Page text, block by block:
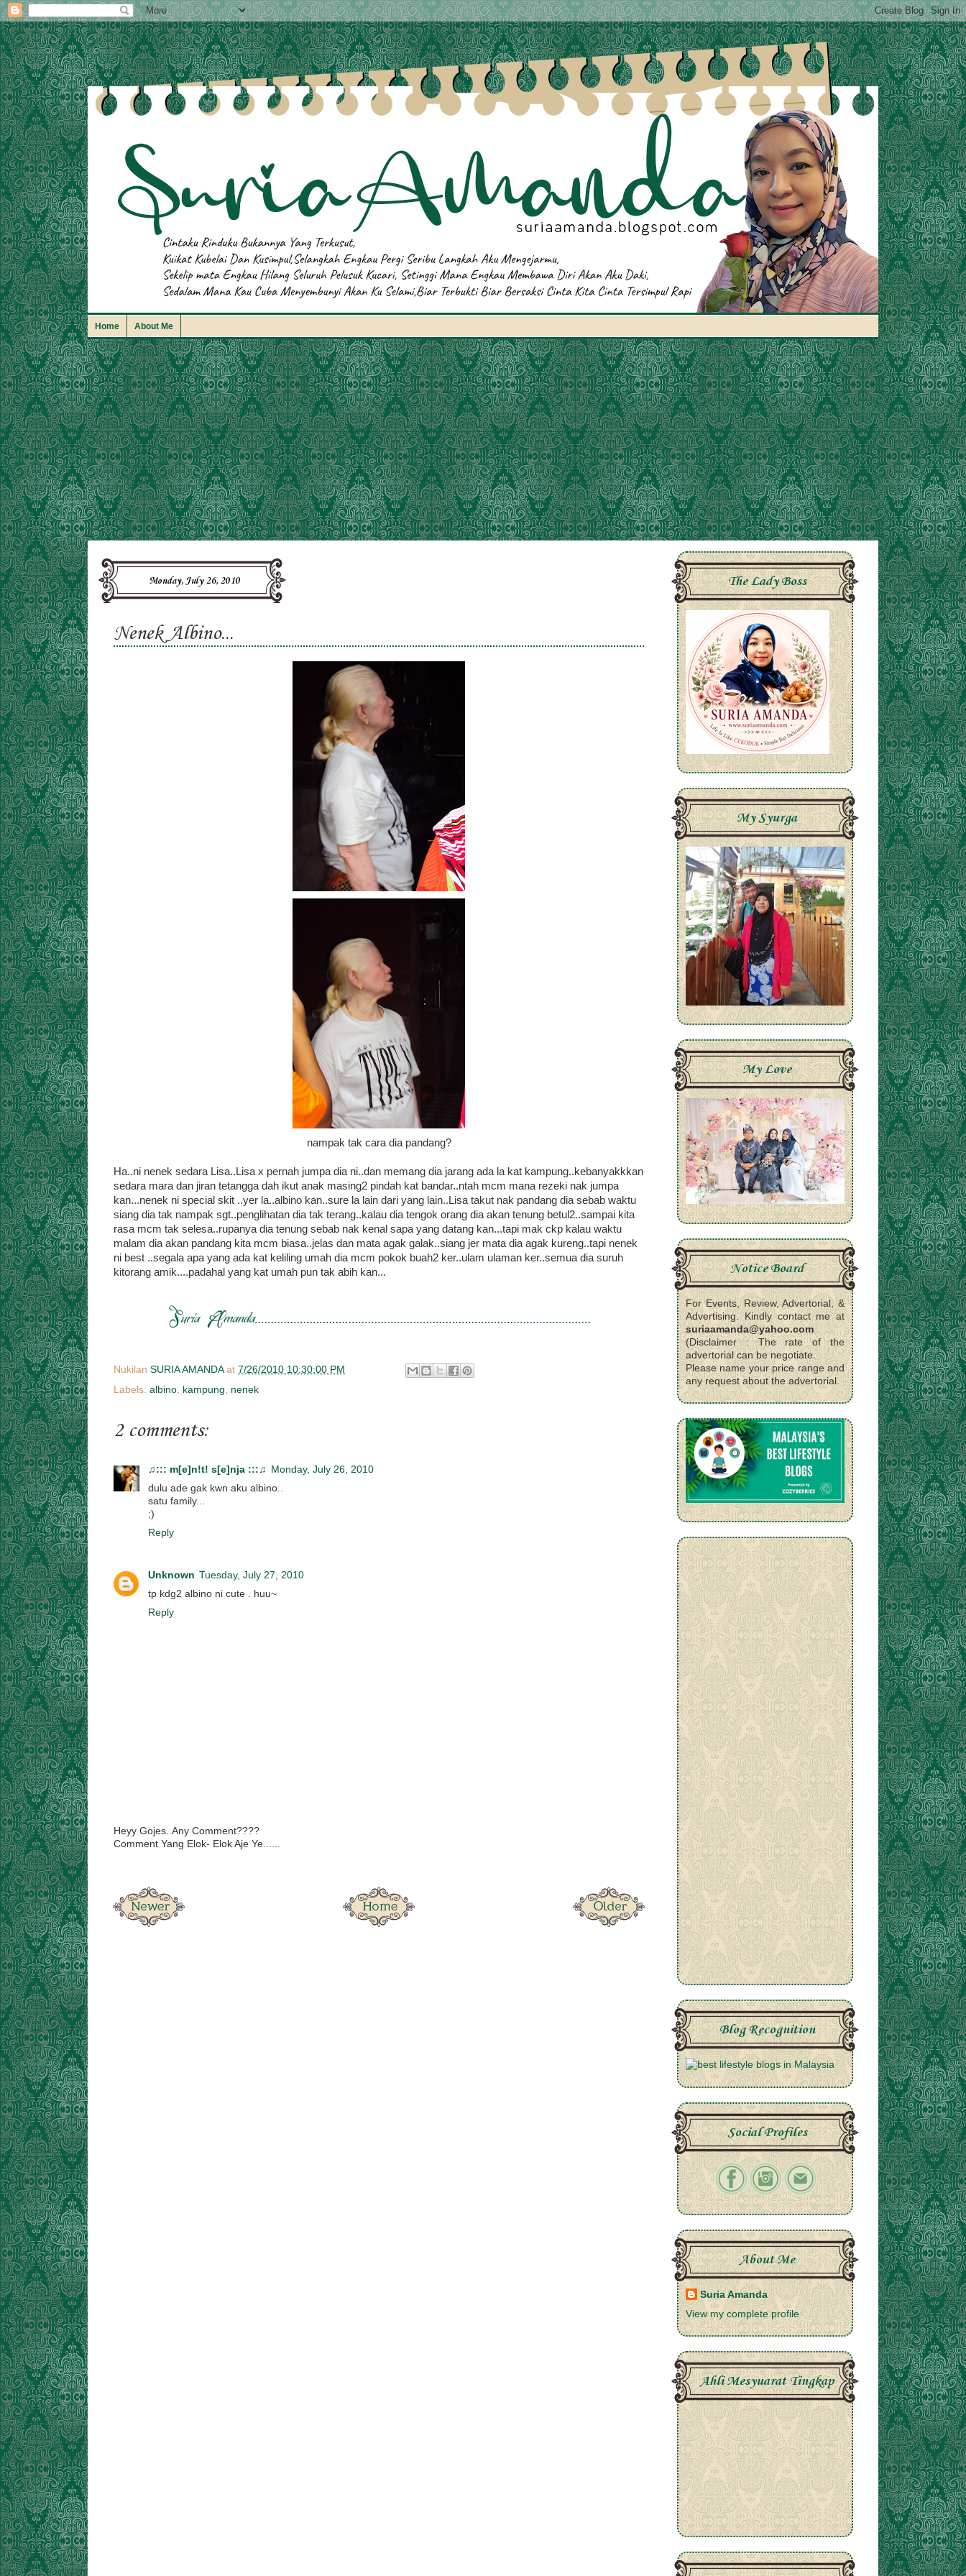
Home About Me
Monday, July 26, 2010
Nenek Albino...
nampak tak cara dia pandang?
Ha..ni nenek sedara Lisa..Lisa x pernah jumpa dia ni..dan memang dia jarang ada la kat kampung..kebanyakkkan
sedara mara dan jiran tetangga dah ikut anak masing2 pindah kat bandar..ntah mcm mana rezeki nak jumpa
kan...nenek ni special skit ..yer la..albino kan..sure la lain dari yang lain..Lisa takut nak pandang dia sebab waktu
siang dia tak nampak sgt..penglihatan dia tak terang..kalau dia tengok orang dia akan tenung betul2..sampai kita
rasa mcm tak selesa..rupanya dia tenung sebab nak kenal sapa yang datang kan...tapi mak ckp kalau waktu
malam dia akan pandang kita mcm biasa..jelas dan mata agak galak..siang jer mata dia agak kureng..tapi nenek
ni best ..segala apa yang ada kat keliling umah dia mcm pokok buah2 ker..ulam ulaman ker..semua dia suruh
kitorang amik....padahal yang kat umah pun tak abih kan...
Nukilan SURIA AMANDA at 7/26/2010 10:30:00 PM
Labels: albino kampung nenek
2 comments:
♫::: m[e]n!t! s[e]nja :::♫
Monday, July 26, 2010
dulu ade gak kwn aku albino..
satu family...
;)
Reply
Unknown Tuesday, July 27, 2010
tp kdg2 albino ni cute . huu~
Reply
Heyy Gojes..Any Comment????
Comment Yang Elok- Elok Aje Ye......
The Lady Boss
My Syurga
My Love
Notice Board
For Events, Review, Advertorial, &
Advertising. Kindly contact me at
suriaamanda@yahoo.com
(Disclaimer : The rate of the
advertorial can be negotiate.
Please name your price range and
any request about the advertorial.
Blog Recognition
Social Profiles
About Me
Suria Amanda
View my complete profile
Ahli Mesyuarat Tingkap